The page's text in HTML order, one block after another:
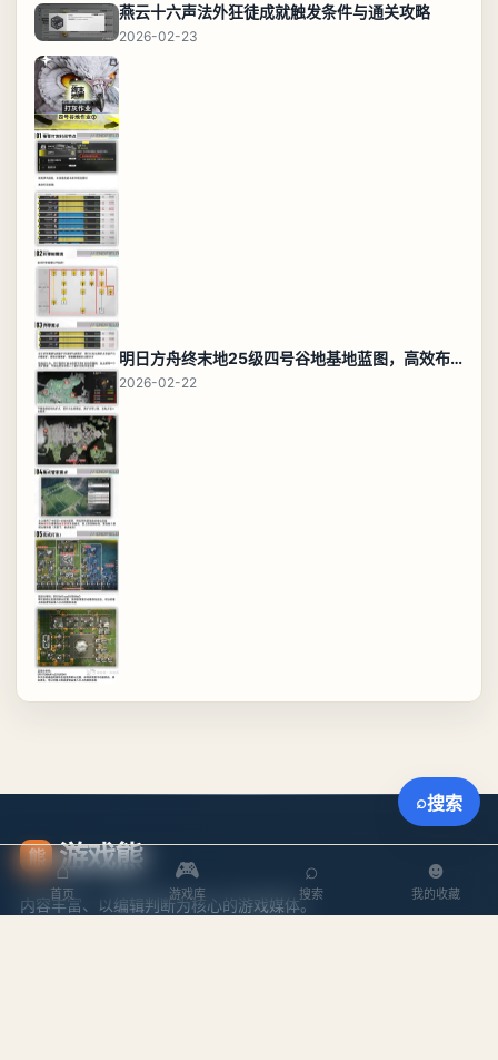
燕云十六声法外狂徒成就触发条件与通关攻略
2026-02-23
明日方舟终末地25级四号谷地基地蓝图，高效布局规划
2026-02-22
熊 游戏熊
内容丰富、以编辑判断为核心的游戏媒体。
⌂
首页
🎮
游戏库
⌕
搜索
☻
我的收藏
⌕搜索